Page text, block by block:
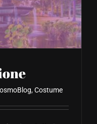
,Costume